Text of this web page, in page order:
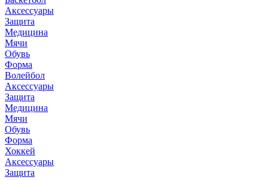
Аксессуары
Защита
Медицина
Мячи
Обувь
Форма
Волейбол
Аксессуары
Защита
Медицина
Мячи
Обувь
Форма
Хоккей
Аксессуары
Защита